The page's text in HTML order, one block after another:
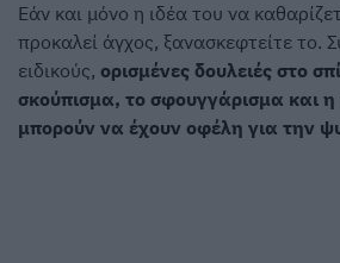
Εάν και μόνο η ιδέα του να
προκαλεί άγχος, ξανασκεφτείτε το.
ειδικούς, ορισμένες δουλειές στο
σκούπισμα, το σφουγγάρισμα και
μπορούν να έχουν οφέλη για την